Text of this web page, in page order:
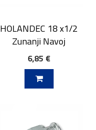
HOLANDEC 18 x1/2
Zunanji Navoj
6,85 €